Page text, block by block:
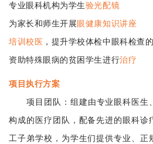
专业眼科机构为学生验光配镜
为家长和师生开展 眼健康知识讲座
培训校医 ，提升学校体检中眼科检查
资助特殊眼病的贫困学生进行治疗
项目执行方案
项目团队：组建由专业眼科医生
构成的医疗团队，配备先进的眼科诊
工子弟学校，为学生们提供专业、正